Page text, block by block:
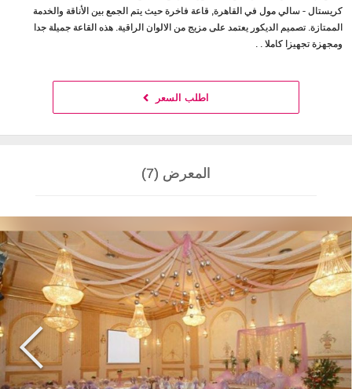
كريستال - سالي مول في القاهرة, قاعة فاخرة حيث يتم الجمع بين الأناقة والخدمة
الممتازة. تصميم الديكور يعتمد على مزيج من الالوان الراقية. هذه القاعة جميلة جدا
ومجهزة تجهيزا كاملا . .
اطلب السعر
المعرض (7)